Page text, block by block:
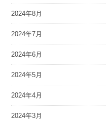
2024年8月
2024年7月
2024年6月
2024年5月
2024年4月
2024年3月